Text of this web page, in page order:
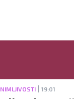
19:01